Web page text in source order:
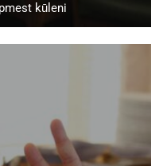
kūleni